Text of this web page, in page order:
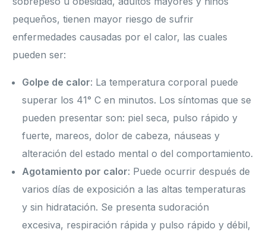
pequeños, tienen mayor riesgo de sufrir
enfermedades causadas por el calor, las cuales
pueden ser:
Golpe de calor: La temperatura corporal puede
superar los 41° C en minutos. Los síntomas que se
pueden presentar son: piel seca, pulso rápido y
fuerte, mareos, dolor de cabeza, náuseas y
alteración del estado mental o del comportamiento.
Agotamiento por calor: Puede ocurrir después de
varios días de exposición a las altas temperaturas
y sin hidratación. Se presenta sudoración
excesiva, respiración rápida y pulso rápido y débil,